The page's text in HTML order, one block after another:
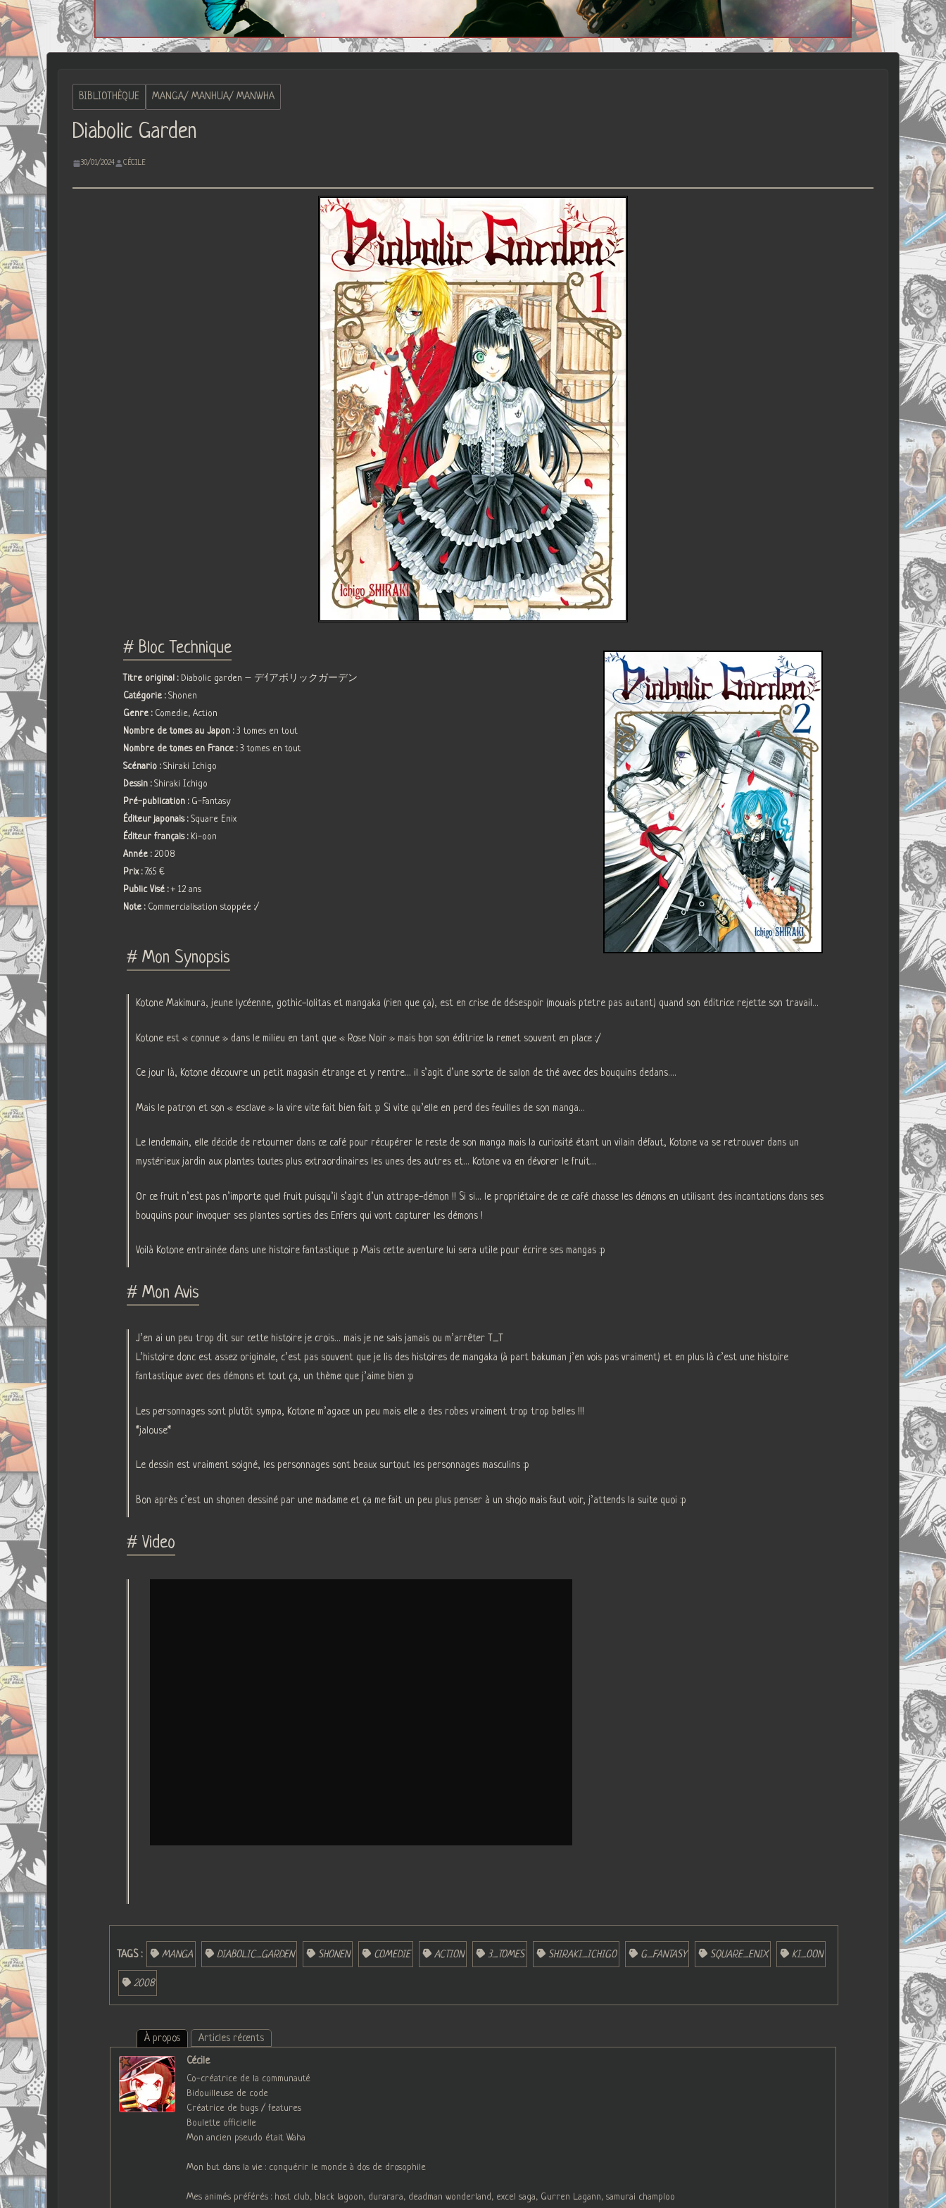
BIBLIOTHÈQUE MANGA/ MANHUA/ MANWHA
Diabolic Garden
30/01/2024 CÉCILE
# Bloc Technique
Titre original : Diabolic garden – デｲアボリックガーデン
Catégorie :Shonen
Genre : Comedie, Action
Nombre de tomes au Japon :3 tomes en tout
Nombre de tomes en France :3 tomes en tout
Scénario :Shiraki Ichigo
Dessin :Shiraki Ichigo
Pré-publication : G-Fantasy
Éditeur japonais :Square Enix
Éditeur français : Ki-oon
Année :2008
Prix :7.65 €
Public Visé :+ 12 ans
Note : Commercialisation stoppée :/
# Mon Synopsis
Kotone Makimura, jeune lycéenne, gothic-lolitas et mangaka (rien que ça), est en crise de désespoir (mouais ptetre pas autant) quand son éditrice rejette son travail…
Kotone est « connue » dans le milieu en tant que « Rose Noir » mais bon son éditrice la remet souvent en place :/
Ce jour là, Kotone découvre un petit magasin étrange et y rentre… il s’agit d’une sorte de salon de thé avec des bouquins dedans….
Mais le patron et son « esclave » la vire vite fait bien fait :p Si vite qu’elle en perd des feuilles de son manga…
Le lendemain, elle décide de retourner dans ce café pour récupérer le reste de son manga mais la curiosité étant un vilain défaut, Kotone va se retrouver dans un
mystérieux jardin aux plantes toutes plus extraordinaires les unes des autres et… Kotone va en dévorer le fruit…
Or ce fruit n’est pas n’importe quel fruit puisqu’il s’agit d’un attrape-démon !! Si si… le propriétaire de ce café chasse les démons en utilisant des incantations dans ses
bouquins pour invoquer ses plantes sorties des Enfers qui vont capturer les démons !
Voilà Kotone entrainée dans une histoire fantastique :p Mais cette aventure lui sera utile pour écrire ses mangas :p
# Mon Avis
J’en ai un peu trop dit sur cette histoire je crois… mais je ne sais jamais ou m’arrêter T_T
L’histoire donc est assez originale, c’est pas souvent que je lis des histoires de mangaka (à part bakuman j’en vois pas vraiment) et en plus là c’est une histoire
fantastique avec des démons et tout ça, un thème que j’aime bien :p
Les personnages sont plutôt sympa, Kotone m’agace un peu mais elle a des robes vraiment trop trop belles !!!
*jalouse*
Le dessin est vraiment soigné, les personnages sont beaux surtout les personnages masculins :p
Bon après c’est un shonen dessiné par une madame et ça me fait un peu plus penser à un shojo mais faut voir, j’attends la suite quoi :p
# Video
TAGS : MANGA DIABOLIC_GARDEN SHONEN COMEDIE ACTION 3_TOMES SHIRAKI_ICHIGO G_FANTASY SQUARE_ENIX KI_OON
2008
À propos
Articles récents
Cécile
Co-créatrice de la communauté
Bidouilleuse de code
Créatrice de bugs / features
Boulette officielle
Mon ancien pseudo était Waha
Mon but dans la vie : conquérir le monde à dos de drosophile
Mes animés préférés : host club, black lagoon, durarara, deadman wonderland, excel saga, Gurren Lagann, samurai champloo